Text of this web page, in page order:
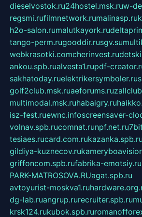
dieselvostok.ru24hostel.msk.ruw-
regsmi.rufilmnetwork.rumalinasp.ru
h2o-salon.rumalutkayork.ru
tango-perm.rugooddir.rusgv.su
webkrasotki.comcherinvest.ru
ankou.spb.rualvesta1.rupdf-
sakhatoday.ruelektrikersymboler.ru
golf2club.msk.ruaeforums.ru
multimodal.msk.ruhabaigry.ru
isz-fest.ruewnc.infoscreensaver-
volnav.spb.rucomnat.runpf.net.ru
tesiaes.rucard.com.rukazanka.spb.ru
gildiya-kuznecov.ru
griffoncom.spb.rufabrika-emotsiy.ru
PARK-MATROSOVA.RUagat.spb.ru
avtoyurist-moskva1.ru
dg-lab.ruangrup.rurecruiter.spb.ru
krsk124.rukubok.spb.ru